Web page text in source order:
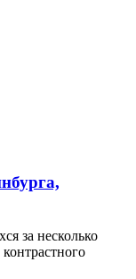
за несколько